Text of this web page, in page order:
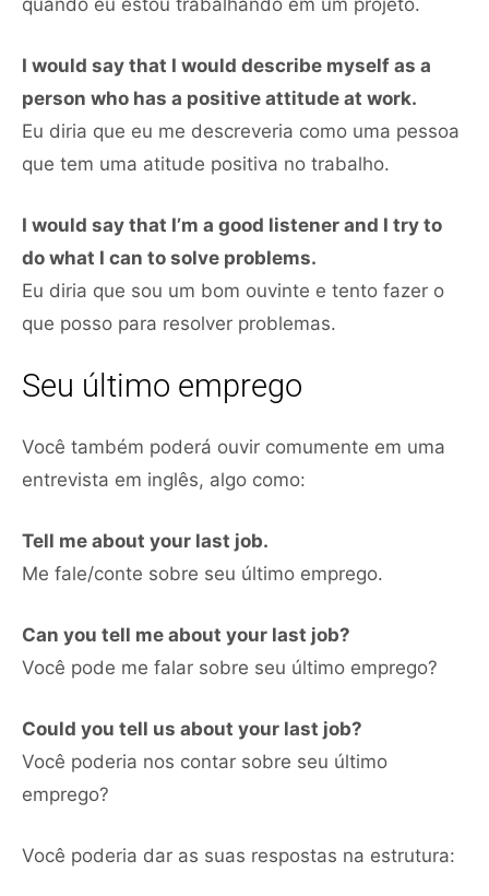
I would say that I would describe myself as a
person who has a positive attitude at work.
Eu diria que eu me descreveria como uma pessoa
que tem uma atitude positiva no trabalho.
I would say that I’m a good listener and I try to
do what I can to solve problems.
Eu diria que sou um bom ouvinte e tento fazer o
que posso para resolver problemas.
Seu último emprego
Você também poderá ouvir comumente em uma
entrevista em inglês, algo como:
Tell me about your last job.
Me fale/conte sobre seu último emprego.
Can you tell me about your last job?
Você pode me falar sobre seu último emprego?
Could you tell us about your last job?
Você poderia nos contar sobre seu último
emprego?
Você poderia dar as suas respostas na estrutura: